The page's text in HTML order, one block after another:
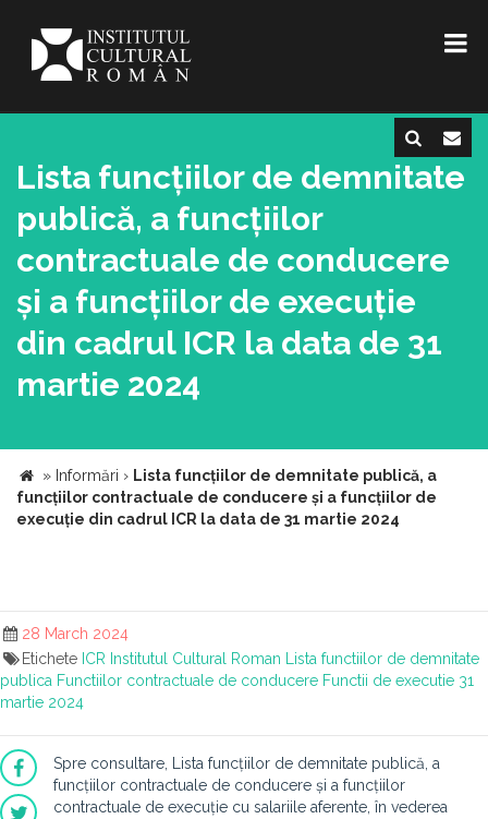
Lista funcțiilor de demnitate
publică, a funcțiilor
contractuale de conducere
și a funcțiilor de execuție
din cadrul ICR la data de 31
martie 2024
» Informări › Lista funcțiilor de demnitate publică, a
funcțiilor contractuale de conducere și a funcțiilor de
execuție din cadrul ICR la data de 31 martie 2024
28 March 2024
Etichete ICR Institutul Cultural Roman
Lista functiilor de demnitate
publica Functiilor contractuale de conducere Functii de executie 31
martie 2024
Spre consultare, Lista funcțiilor de demnitate publică, a
funcțiilor contractuale de conducere și a funcțiilor
contractuale de execuție cu salariile aferente, în vederea